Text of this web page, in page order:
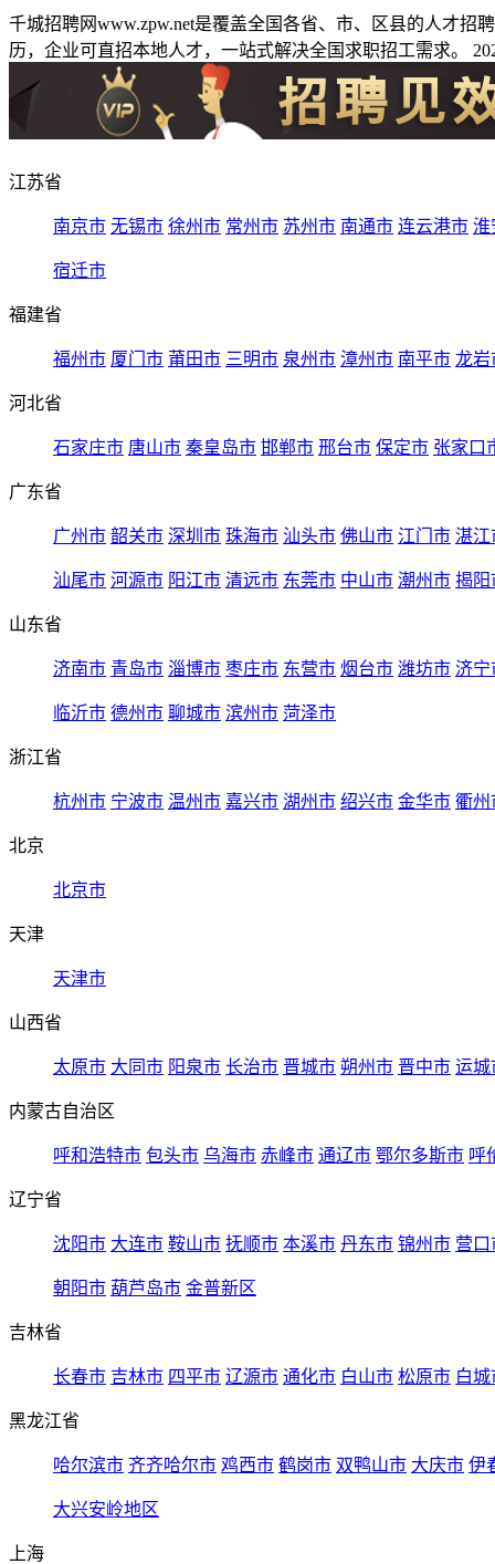
千城招聘网www.zpw.net是覆盖全国各省、市、区县的人才
历，企业可直招本地人才，一站式解决全国求职招工需求。
江苏省
南京市 无锡市 徐州市 常州市 苏州市 南通市 连云港市 淮
宿迁市
福建省
福州市 厦门市 莆田市 三明市 泉州市 漳州市 南平市 龙岩
河北省
石家庄市 唐山市 秦皇岛市 邯郸市 邢台市 保定市 张家口
广东省
广州市 韶关市 深圳市 珠海市 汕头市 佛山市 江门市 湛江
汕尾市 河源市 阳江市 清远市 东莞市 中山市 潮州市 揭阳
山东省
济南市 青岛市 淄博市 枣庄市 东营市 烟台市 潍坊市 济宁
临沂市 德州市 聊城市 滨州市 菏泽市
浙江省
杭州市 宁波市 温州市 嘉兴市 湖州市 绍兴市 金华市 衢州
北京
北京市
天津
天津市
山西省
太原市 大同市 阳泉市 长治市 晋城市 朔州市 晋中市 运城
内蒙古自治区
呼和浩特市 包头市 乌海市 赤峰市 通辽市 鄂尔多斯市 呼
辽宁省
沈阳市 大连市 鞍山市 抚顺市 本溪市 丹东市 锦州市 营口
朝阳市 葫芦岛市 金普新区
吉林省
长春市 吉林市 四平市 辽源市 通化市 白山市 松原市 白城
黑龙江省
哈尔滨市 齐齐哈尔市 鸡西市 鹤岗市 双鸭山市 大庆市 伊
大兴安岭地区
上海